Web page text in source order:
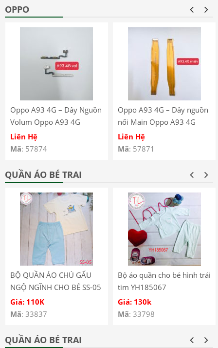
OPPO
Oppo A93 4G – Dây Nguồn
Volum Oppo A93 4G
CPH2121 CPH2123
Liên Hệ
Mã: 57874
Oppo A93 4G – Dây nguồn
nối Main Oppo A93 4G
CPH2121 CPH2123
Liên Hệ
Mã: 57871
QUẦN ÁO BÉ TRAI
BỘ QUẦN ÁO CHÚ GẤU
NGỘ NGĨNH CHO BÉ SS-05
Giá: 110K
Mã: 33837
Bộ áo quần cho bé hình trái
tim YH185067
Giá: 130k
Mã: 33798
QUẦN ÁO BÉ TRAI